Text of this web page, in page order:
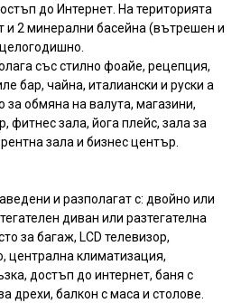
до Интернет. На територията
и 2 минерални басейна (вътрешен и
със стилно фоайе, рецепция,
бар, чайна, италиански и руски а
за обмяна на валута, магазини,
фитнес зала, йога плейс, зала за
зала и бизнес център.
и разполагат с: двойно или
диван или разтегателна
за багаж, LCD телевизор,
централна климатизация,
достъп до интернет, баня с
дрехи, балкон с маса и столове.